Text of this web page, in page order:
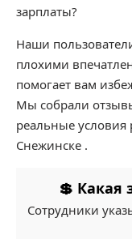
зарплаты?
Наши
плохими
помогает вам
Мы собрали
реальные
Снежинске .
💲 Какая
Сотрудники